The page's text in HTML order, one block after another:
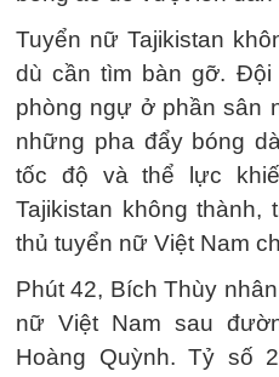
Tuyển nữ Tajikistan
dù cần tìm bàn gỡ. Đội
phòng ngự ở phần sân
những pha đẩy bóng
tốc độ và thể lực
Tajikistan không thành,
thủ tuyển nữ Việt Nam
Phút 42, Bích Thùy
nữ Việt Nam sau
Hoàng Quỳnh. Tỷ số